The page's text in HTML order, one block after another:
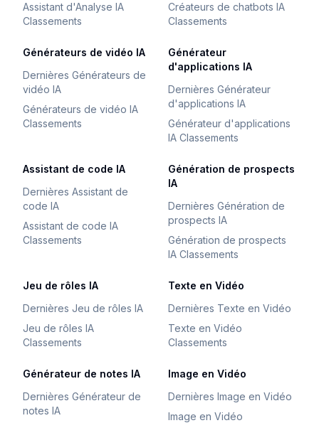
Assistant d'Analyse IA
Classements
Créateurs de chatbots IA
Classements
Générateurs de vidéo IA
Dernières Générateurs de
vidéo IA
Générateurs de vidéo IA
Classements
Générateur
d'applications IA
Dernières Générateur
d'applications IA
Générateur d'applications
IA Classements
Assistant de code IA
Dernières Assistant de
code IA
Assistant de code IA
Classements
Génération de prospects
IA
Dernières Génération de
prospects IA
Génération de prospects
IA Classements
Jeu de rôles IA
Dernières Jeu de rôles IA
Jeu de rôles IA
Classements
Texte en Vidéo
Dernières Texte en Vidéo
Texte en Vidéo
Classements
Générateur de notes IA
Dernières Générateur de
notes IA
Image en Vidéo
Dernières Image en Vidéo
Image en Vidéo